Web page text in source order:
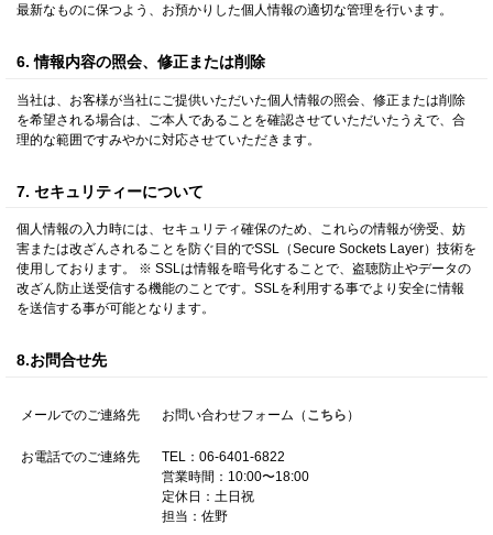
最新なものに保つよう、お預かりした個人情報の適切な管理を行います。
6. 情報内容の照会、修正または削除
当社は、お客様が当社にご提供いただいた個人情報の照会、修正または削除
を希望される場合は、ご本人であることを確認させていただいたうえで、合
理的な範囲ですみやかに対応させていただきます。
7. セキュリティーについて
個人情報の入力時には、セキュリティ確保のため、これらの情報が傍受、妨
害または改ざんされることを防ぐ目的でSSL（Secure Sockets Layer）技術を
使用しております。 ※ SSLは情報を暗号化することで、盗聴防止やデータの
改ざん防止送受信する機能のことです。SSLを利用する事でより安全に情報
を送信する事が可能となります。
8.お問合せ先
メールでのご連絡先 お問い合わせフォーム（ こちら ）
お電話でのご連絡先
TEL：06-6401-6822
営業時間：10:00〜18:00
定休日：土日祝
担当：佐野